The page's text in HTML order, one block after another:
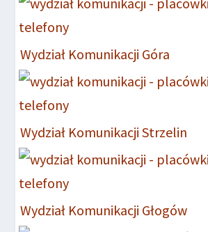
Wydział Komunikacji Góra
Wydział Komunikacji Strzelin
Wydział Komunikacji Głogów